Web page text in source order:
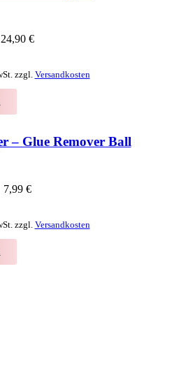
24,90 €
zzgl. Versandkosten
– Glue Remover Ball
7,99 €
zzgl. Versandkosten